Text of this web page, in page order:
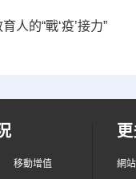
人的“戰‘疫’接力”
移動增值 網